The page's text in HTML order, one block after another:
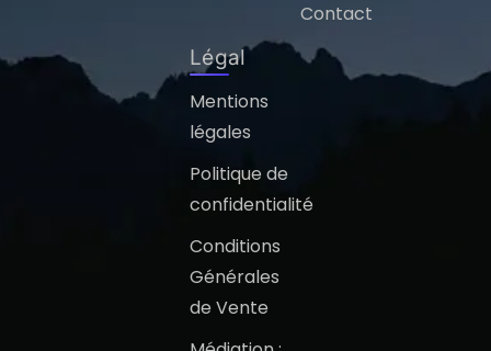
Contact
Légal
Mentions
légales
Politique de
confidentialité
Conditions
Générales
de Vente